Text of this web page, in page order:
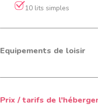
10 lits simples
Equipements de loisir
Prix / tarifs de